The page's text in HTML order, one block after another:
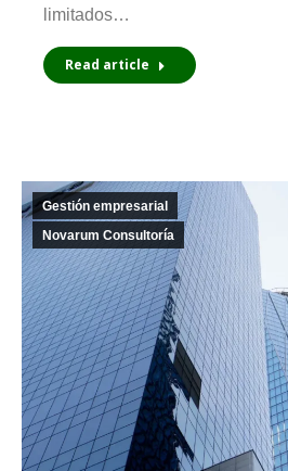
limitados…
Read article
Gestión empresarial
Novarum Consultoría